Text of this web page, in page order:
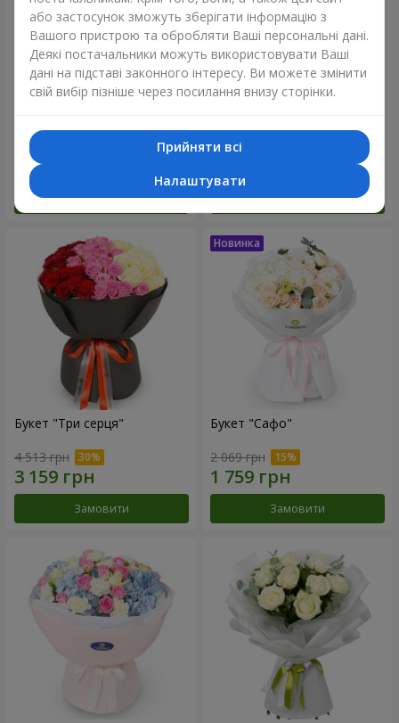
2 479 грн
Замовити
5 227 грн
Замовити
Букет "Три серця"
4 513 грн
Замовити
Букет "Сафо"
2 069 грн
Замовити
або застосунок зможуть зберігати інформацію з
Вашого пристрою та обробляти Ваші персональні дані.
Деякі постачальники можуть використовувати Ваші
дані на підставі законного інтересу. Ви можете змінити
свій вибір пізніше через посилання внизу сторінки.
Прийняти всі
Налаштувати